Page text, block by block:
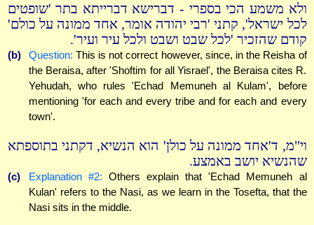
ולא משמע הכי בספרי - דברישא דברייתא בתר 'שופטים
לכל ישראל', קתני 'רבי יהודה אומר, אחד ממונה על כולם'
קודם שהזכיר 'לכל שבט ושבט ולכל עיר ועיר'.
(b) Question: This is not correct however, since, in the Reisha of
the Beraisa, after 'Shoftim for all Yisrael', the Beraisa cites R.
Yehudah, who rules 'Echad Memuneh al Kulam', before
mentioning 'for each and every tribe and for each and every
town'.
וי"מ, ד'אחד ממונה על כולן' הוא הנשיא, דקתני בתוספתא
שהנשיא יושב באמצע.
(c) Explanation #2: Others explain that 'Echad Memuneh al
Kulan' refers to the Nasi, as we learn in the Tosefta, that the
Nasi sits in the middle.